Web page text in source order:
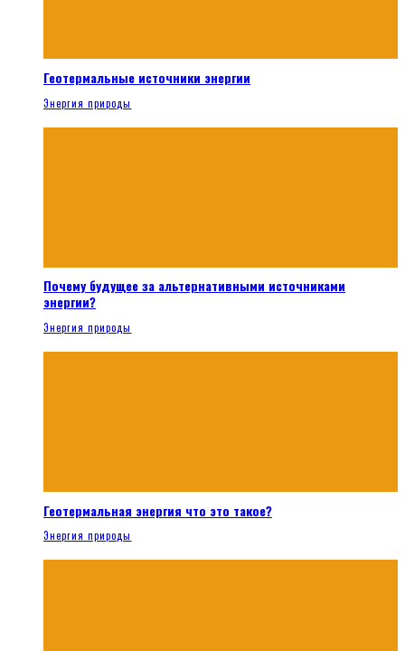
Геотермальные источники энергии
Энергия природы
Почему будущее за альтернативными источниками
энергии?
Энергия природы
Геотермальная энергия что это такое?
Энергия природы